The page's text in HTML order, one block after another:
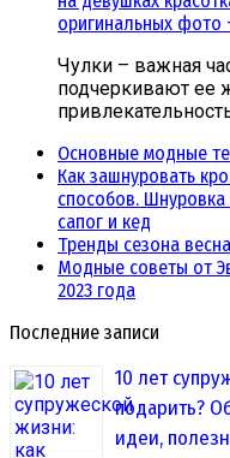
оригинальных фото
Чулки – важная
подчеркивают ее
Основные модные
Как зашнуровать
способов. Шнуровка
сапог и кед
Тренды сезона
Модные советы от
2023 года
Последние записи
10 лет
подарить?
идеи,